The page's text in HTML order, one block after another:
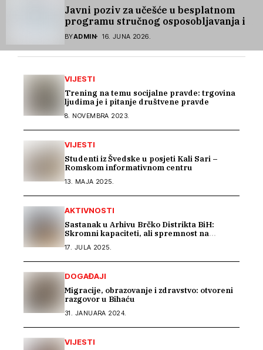
Javni poziv za učešće u besplatnom
programu stručnog osposobljavanja i
podrške pri zapošljavanju
BYADMIN 16. JUNA 2026.
VIJESTI
Trening na temu socijalne pravde: trgovina
ljudima je i pitanje društvene pravde
8. NOVEMBRA 2023.
VIJESTI
Studenti iz Švedske u posjeti Kali Sari –
Romskom informativnom centru
13. MAJA 2025.
AKTIVNOSTI
Sastanak u Arhivu Brčko Distrikta BiH:
Skromni kapaciteti, ali spremnost na
Kali Sara
17. JULA 2025.
DOGAĐAJI
Migracije, obrazovanje i zdravstvo: otvoreni
razgovor u Bihaću
31. JANUARA 2024.
VIJESTI